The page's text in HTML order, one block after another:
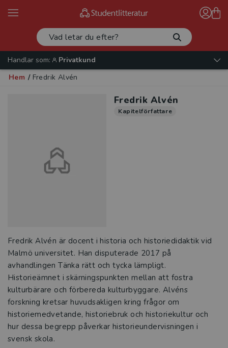
Handlar som:
Privatkund
Hem / Fredrik Alvén
Fredrik Alvén
Kapitelförfattare
Fredrik Alvén är docent i historia och historiedidaktik vid
Malmö universitet. Han disputerade 2017 på
avhandlingen Tänka rätt och tycka lämpligt.
Historieämnet i skärningspunkten mellan att fostra
kulturbärare och förbereda kulturbyggare. Alvéns
forskning kretsar huvudsakligen kring frågor om
historiemedvetande, historiebruk och historiekultur och
hur dessa begrepp påverkar historieundervisningen i
svensk skola.